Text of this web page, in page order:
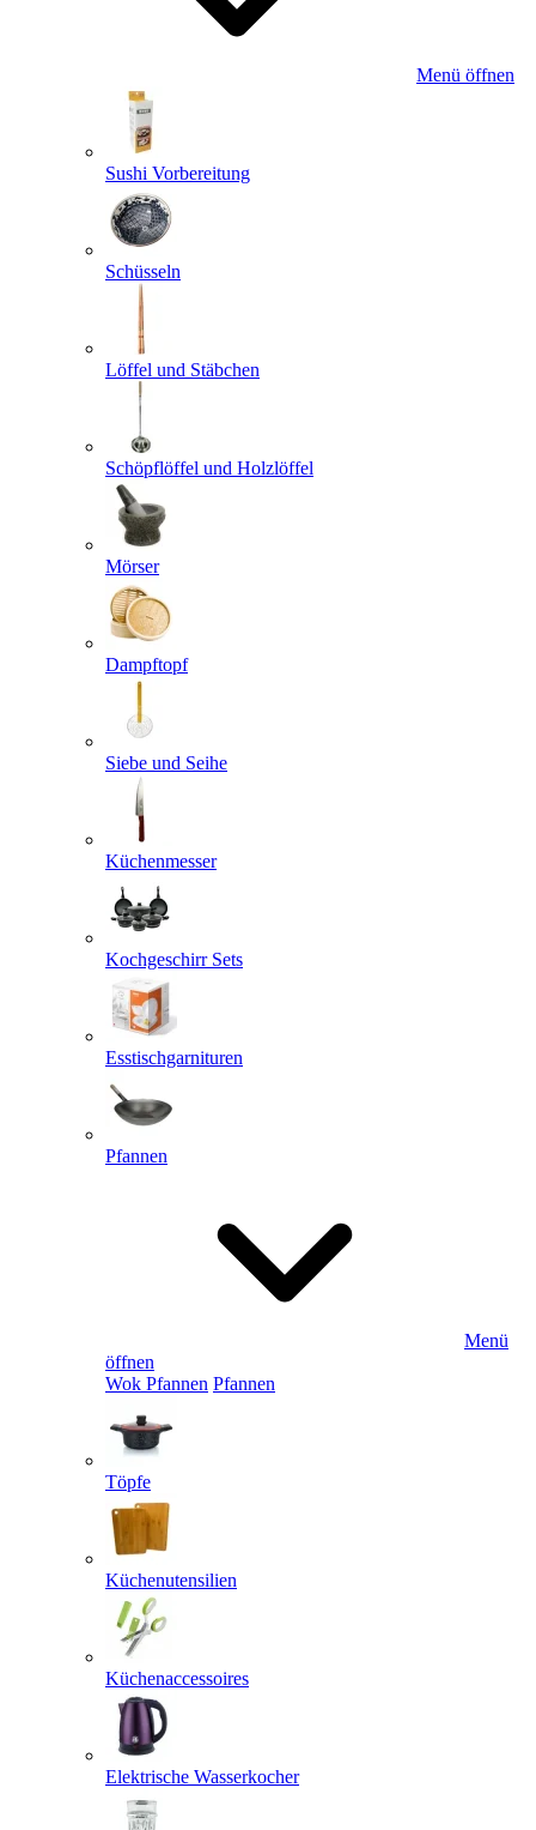
Menü öffnen
Sushi Vorbereitung
Schüsseln
Löffel und Stäbchen
Schöpflöffel und Holzlöffel
Mörser
Dampftopf
Siebe und Seihe
Küchenmesser
Kochgeschirr Sets
Esstischgarnituren
Pfannen
Menü
öffnen
Wok Pfannen Pfannen
Töpfe
Küchenutensilien
Küchenaccessoires
Elektrische Wasserkocher